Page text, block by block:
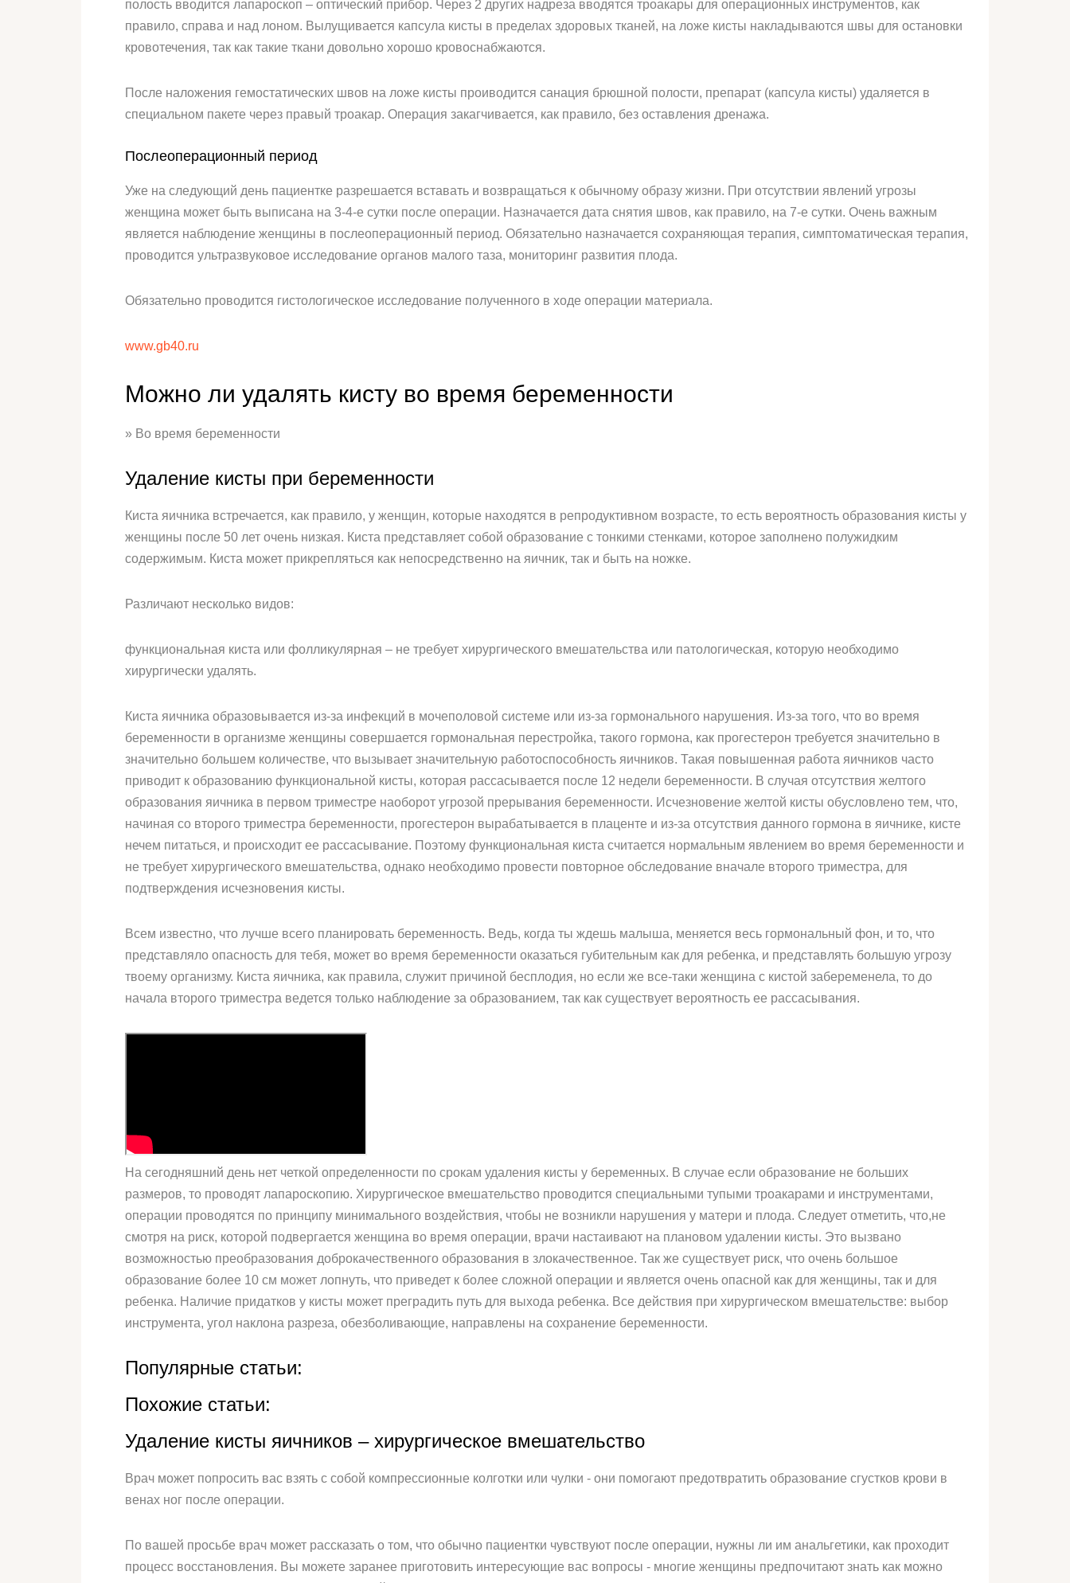
полость вводится лапароскоп – оптический прибор. Через 2 других надреза вводятся троакары для операционных инструментов, как
правило, справа и над лоном. Вылущивается капсула кисты в пределах здоровых тканей, на ложе кисты накладываются швы для остановки
кровотечения, так как такие ткани довольно хорошо кровоснабжаются.
После наложения гемостатических швов на ложе кисты проиводится санация брюшной полости, препарат (капсула кисты) удаляется в
специальном пакете через правый троакар. Операция закагчивается, как правило, без оставления дренажа.
Послеоперационный период
Уже на следующий день пациентке разрешается вставать и возвращаться к обычному образу жизни. При отсутствии явлений угрозы
женщина может быть выписана на 3-4-е сутки после операции. Назначается дата снятия швов, как правило, на 7-е сутки. Очень важным
является наблюдение женщины в послеоперационный период. Обязательно назначается сохраняющая терапия, симптоматическая терапия,
проводится ультразвуковое исследование органов малого таза, мониторинг развития плода.
Обязательно проводится гистологическое исследование полученного в ходе операции материала.
www.gb40.ru
Можно ли удалять кисту во время беременности
» Во время беременности
Удаление кисты при беременности
Киста яичника встречается, как правило, у женщин, которые находятся в репродуктивном возрасте, то есть вероятность образования кисты у
женщины после 50 лет очень низкая. Киста представляет собой образование с тонкими стенками, которое заполнено полужидким
содержимым. Киста может прикрепляться как непосредственно на яичник, так и быть на ножке.
Различают несколько видов:
функциональная киста или фолликулярная – не требует хирургического вмешательства или патологическая, которую необходимо
хирургически удалять.
Киста яичника образовывается из-за инфекций в мочеполовой системе или из-за гормонального нарушения. Из-за того, что во время
беременности в организме женщины совершается гормональная перестройка, такого гормона, как прогестерон требуется значительно в
значительно большем количестве, что вызывает значительную работоспособность яичников. Такая повышенная работа яичников часто
приводит к образованию функциональной кисты, которая рассасывается после 12 недели беременности. В случая отсутствия желтого
образования яичника в первом триместре наоборот угрозой прерывания беременности. Исчезновение желтой кисты обусловлено тем, что,
начиная со второго триместра беременности, прогестерон вырабатывается в плаценте и из-за отсутствия данного гормона в яичнике, кисте
нечем питаться, и происходит ее рассасывание. Поэтому функциональная киста считается нормальным явлением во время беременности и
не требует хирургического вмешательства, однако необходимо провести повторное обследование вначале второго триместра, для
подтверждения исчезновения кисты.
Всем известно, что лучше всего планировать беременность. Ведь, когда ты ждешь малыша, меняется весь гормональный фон, и то, что
представляло опасность для тебя, может во время беременности оказаться губительным как для ребенка, и представлять большую угрозу
твоему организму. Киста яичника, как правила, служит причиной бесплодия, но если же все-таки женщина с кистой забеременела, то до
начала второго триместра ведется только наблюдение за образованием, так как существует вероятность ее рассасывания.
На сегодняшний день нет четкой определенности по срокам удаления кисты у беременных. В случае если образование не больших
размеров, то проводят лапароскопию. Хирургическое вмешательство проводится специальными тупыми троакарами и инструментами,
операции проводятся по принципу минимального воздействия, чтобы не возникли нарушения у матери и плода. Следует отметить, что,не
смотря на риск, которой подвергается женщина во время операции, врачи настаивают на плановом удалении кисты. Это вызвано
возможностью преобразования доброкачественного образования в злокачественное. Так же существует риск, что очень большое
образование более 10 см может лопнуть, что приведет к более сложной операции и является очень опасной как для женщины, так и для
ребенка. Наличие придатков у кисты может преградить путь для выхода ребенка. Все действия при хирургическом вмешательстве: выбор
инструмента, угол наклона разреза, обезболивающие, направлены на сохранение беременности.
Популярные статьи:
Похожие статьи:
Удаление кисты яичников – хирургическое вмешательство
Врач может попросить вас взять с собой компрессионные колготки или чулки - они помогают предотвратить образование сгустков крови в
венах ног после операции.
По вашей просьбе врач может рассказать о том, что обычно пациентки чувствуют после операции, нужны ли им анальгетики, как проходит
процесс восстановления. Вы можете заранее приготовить интересующие вас вопросы - многие женщины предпочитают знать как можно